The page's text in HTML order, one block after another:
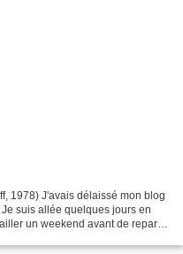
1978) J'avais délaissé mon blog
suis allée quelques jours en
un weekend avant de repartir